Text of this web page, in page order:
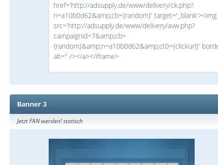
href='http://adsupply.de/www/delivery/ck.php?
n=a10b0d62&amp;cb={random}' target='_blank'><img
src='http://adsupply.de/www/delivery/avw.php?
campaignid=7&amp;cb=
{random}&amp;n=a10b0d62&amp;ct0={clickurl}'
alt='' /></a></iframe>
Banner 3
Jetzt FAN werden! statisch